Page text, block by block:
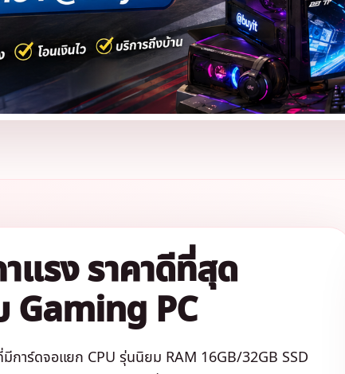
แรง ราคาดีที่สุด
Gaming PC
การ์ดจอแยก CPU รุ่นนิยม RAM 16GB/32GB SSD